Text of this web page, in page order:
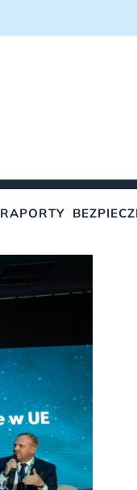
RAPORTY